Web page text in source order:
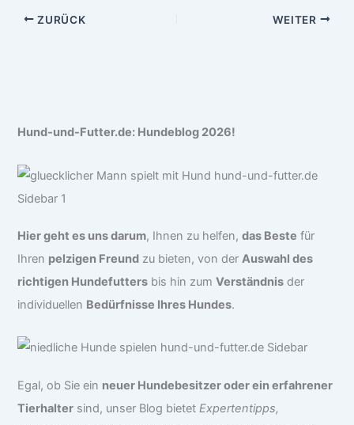
ZURÜCK WEITER
Hund-und-Futter.de: Hundeblog 2026!
Hier geht es uns darum, Ihnen zu helfen,das Beste für
Ihren pelzigen Freund zu bieten, von derAuswahl des
richtigen Hundefutters bis hin zumVerständnis der
individuellen Bedürfnisse Ihres Hundes.
Egal, ob Sie ein neuer Hundebesitzer oder ein erfahrener
Tierhalter sind, unser Blog bietet Expertentipps,